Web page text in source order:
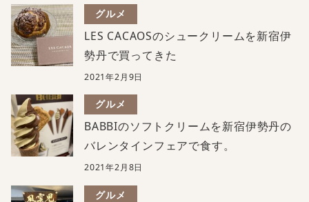
グルメ
LES CACAOSのシュークリームを新宿伊
勢丹で買ってきた
2021年2月9日
グルメ
BABBIのソフトクリームを新宿伊勢丹の
バレンタインフェアで食す。
2021年2月8日
グルメ